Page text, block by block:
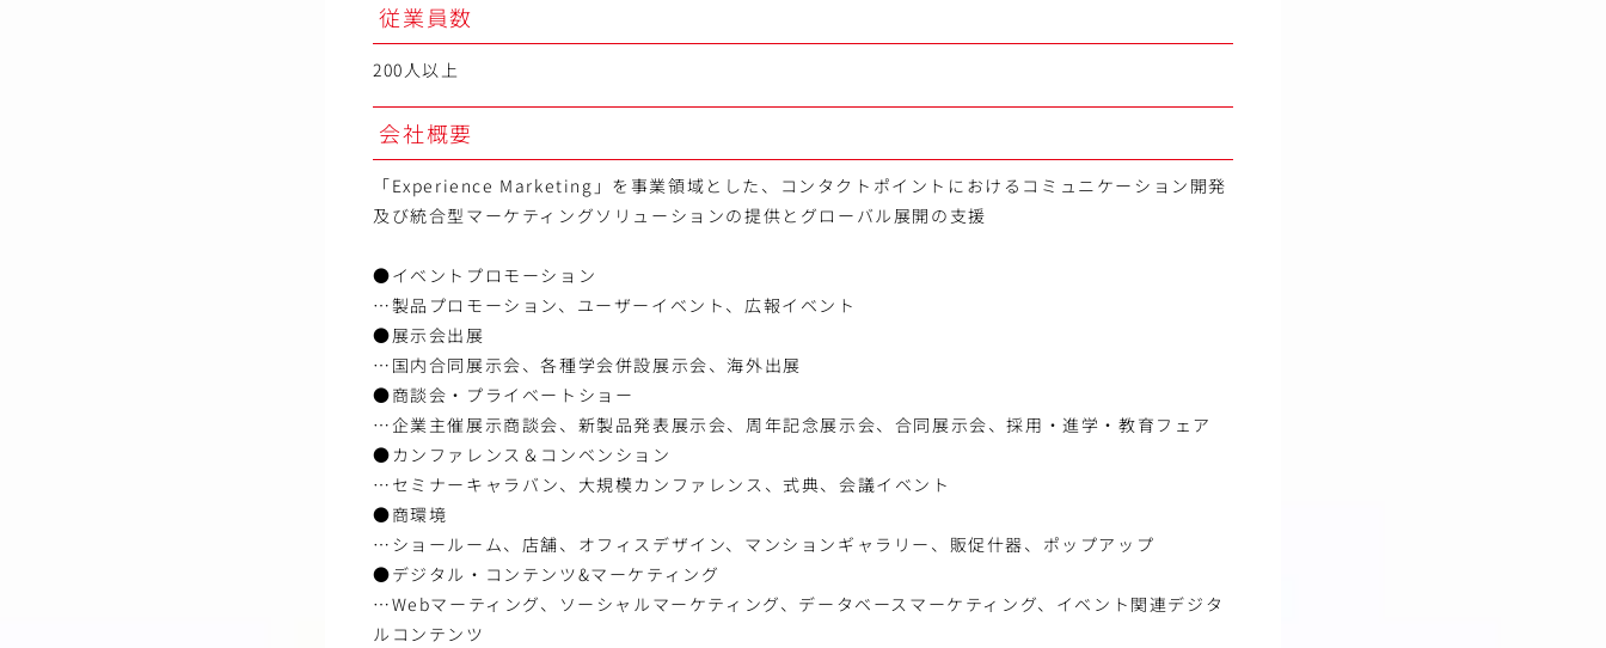
従業員数
200人以上
会社概要
「Experience Marketing」を事業領域とした、コンタクトポイントにおけるコミュニケーション開発
及び統合型マーケティングソリューションの提供とグローバル展開の支援
●イベントプロモーション
…製品プロモーション、ユーザーイベント、広報イベント
●展示会出展
…国内合同展示会、各種学会併設展示会、海外出展
●商談会・プライベートショー
…企業主催展示商談会、新製品発表展示会、周年記念展示会、合同展示会、採用・進学・教育フェア
●カンファレンス＆コンベンション
…セミナーキャラバン、大規模カンファレンス、式典、会議イベント
●商環境
…ショールーム、店舗、オフィスデザイン、マンションギャラリー、販促什器、ポップアップ
●デジタル・コンテンツ&マーケティング
…Webマーティング、ソーシャルマーケティング、データベースマーケティング、イベント関連デジタ
ルコンテンツ